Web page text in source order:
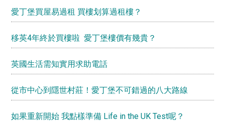
愛丁堡買屋易過租 買樓划算過租樓？
移英4年終於買樓啦 愛丁堡樓價有幾貴？
英國生活需知實用求助電話
從市中心到隱世村莊！愛丁堡不可錯過的八大路線
如果重新開始 我點樣準備 Life in the UK Test呢？